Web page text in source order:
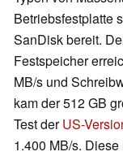
Betriebsfestplatte
SanDisk bereit.
Festspeicher
MB/s und
kam der 512 GB
Test derUS-
1.400 MB/s.